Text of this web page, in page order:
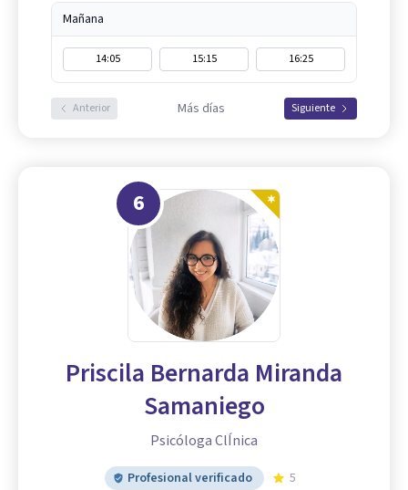
Mañana
14:05 15:15 16:25
Anterior Más días Siguiente
6
Priscila Bernarda Miranda
Samaniego
Psicóloga ClÍnica
Profesional verificado
5